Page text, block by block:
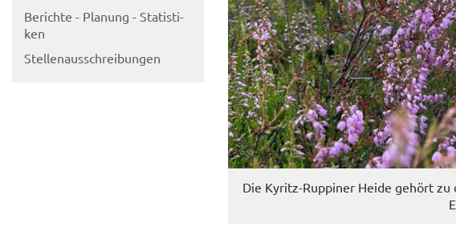
Be­rich­te - Pla­nung - Sta­tis­ti­
ken
Stel­len­aus­schrei­bun­gen
Die Kyritz-​Ruppiner Heide ge­hört